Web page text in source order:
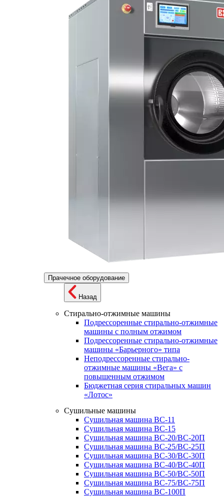
Прачечное оборудование
Назад
Стирально-отжимные машины
Подрессоренные стирально-отжимные
машины с полным отжимом
Подрессоренные стирально-отжимные
машины «Барьерного» типа
Неподрессоренные стирально-
отжимные машины «Вега» с
повышенным отжимом
Бюджетная серия стиральных машин
«Лотос»
Сушильные машины
Сушильная машина ВС-11
Сушильная машина ВС-15
Сушильная машина ВС-20/ВС-20П
Сушильная машина ВС-25/ВС-25П
Сушильная машина ВС-30/ВС-30П
Сушильная машина ВС-40/ВС-40П
Сушильная машина ВС-50/ВС-50П
Сушильная машина ВС-75/ВС-75П
Сушильная машина ВС-100П